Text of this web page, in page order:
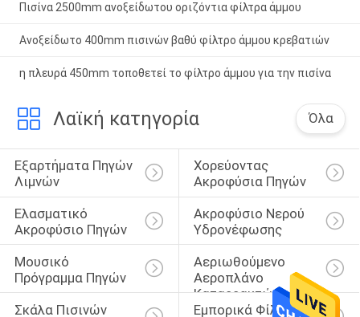
Πισίνα 2500mm ανοξείδωτου οριζόντια φίλτρα άμμου
Ανοξείδωτο 400mm πισινών βαθύ φίλτρο άμμου κρεβατιών
η πλευρά 450mm τοποθετεί το φίλτρο άμμου για την πισίνα
Λαϊκή κατηγορία Όλα
Εξαρτήματα Πηγών
Λιμνών
Χορεύοντας
Ακροφύσια Πηγών
Ελασματικό
Ακροφύσιο Πηγών
Ακροφύσιο Νερού
Υδρονέφωσης
Μουσικό
Πρόγραμμα Πηγών
Αεριωθούμενο
Αεροπλάνο
Καταρρακτών
Ανοξείδωτου
Σκάλα Πισινών Εμπορικά Φίλτρα